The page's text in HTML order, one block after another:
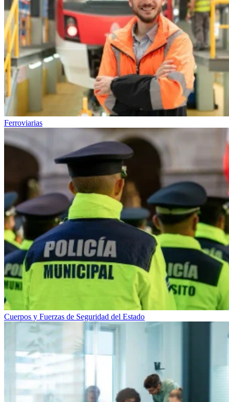
Ferroviarias
Cuerpos y Fuerzas de Seguridad del Estado